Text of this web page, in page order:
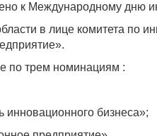
к Международному дню
в лице комитета по
по трем номинациям :
бизнеса»;